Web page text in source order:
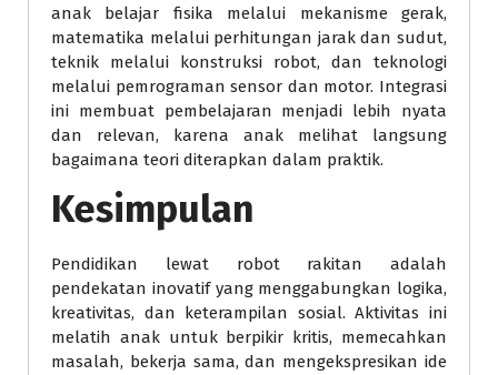
anak belajar fisika melalui mekanisme gerak,
matematika melalui perhitungan jarak dan sudut,
teknik melalui konstruksi robot, dan teknologi
melalui pemrograman sensor dan motor. Integrasi
ini membuat pembelajaran menjadi lebih nyata
dan relevan, karena anak melihat langsung
bagaimana teori diterapkan dalam praktik.
Kesimpulan
Pendidikan lewat robot rakitan adalah
pendekatan inovatif yang menggabungkan logika,
kreativitas, dan keterampilan sosial. Aktivitas ini
melatih anak untuk berpikir kritis, memecahkan
masalah, bekerja sama, dan mengekspresikan ide